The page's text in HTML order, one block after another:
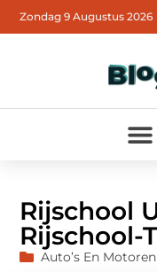
Zondag 9 Augustus 2026
Rijschool
Rijschool-
Auto’s En Motoren